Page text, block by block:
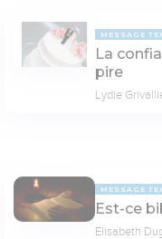
MESSAGE
La
pire
Lydie
MESSAGE
Est-ce
Elisabeth